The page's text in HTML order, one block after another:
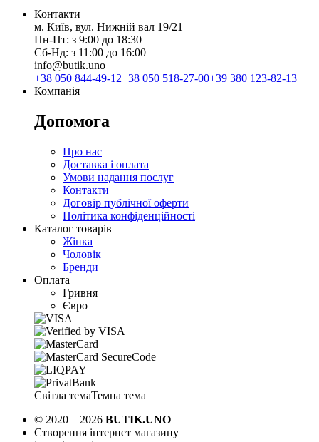
Контакти
м. Київ, вул. Нижній вал 19/21
Пн-Пт: з 9:00 до 18:30
Сб-Нд: з 11:00 до 16:00
info@butik.uno
+38 050 844-49-12+38 050 518-27-00+39 380 123-82-13
Компанія
Допомога
Про нас
Доставка і оплата
Умови надання послуг
Контакти
Договір публічної оферти
Політика конфіденційності
Каталог товарів
Жінка
Чоловік
Бренди
Оплата
Гривня
Євро
Світла темаТемна тема
© 2020—2026 BUTIK.UNO
Створення інтернет магазину